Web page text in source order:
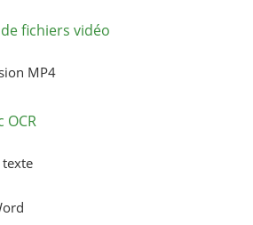
fichiers vidéo
MP4
OCR
texte